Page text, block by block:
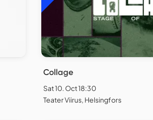
Collage
Sat 10. Oct 18:30
Teater Viirus, Helsingfors